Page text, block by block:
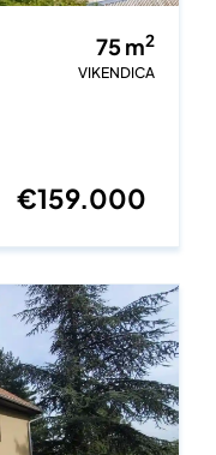
75m2
VIKENDICA
€159.000